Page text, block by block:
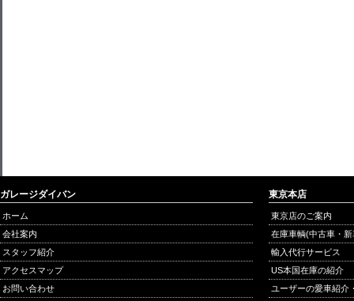
ガレージダイバン
ホーム
会社案内
スタッフ紹介
アクセスマップ
お問い合わせ
東京本店
東京店のご案内
在庫車輌(中古車・
輸入代行サービス
US本国在庫の紹介
ユーザーの愛車紹介